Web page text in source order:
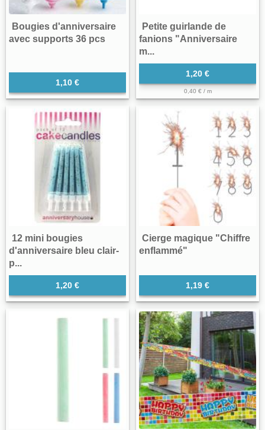
Bougies d'anniversaire
avec supports 36 pcs
1,10 €
Petite guirlande de
fanions "Anniversaire
m...
1,20 €
0,40 € / m
12 mini bougies
d'anniversaire bleu clair-
p...
1,20 €
Cierge magique "Chiffre
enflammé"
1,19 €